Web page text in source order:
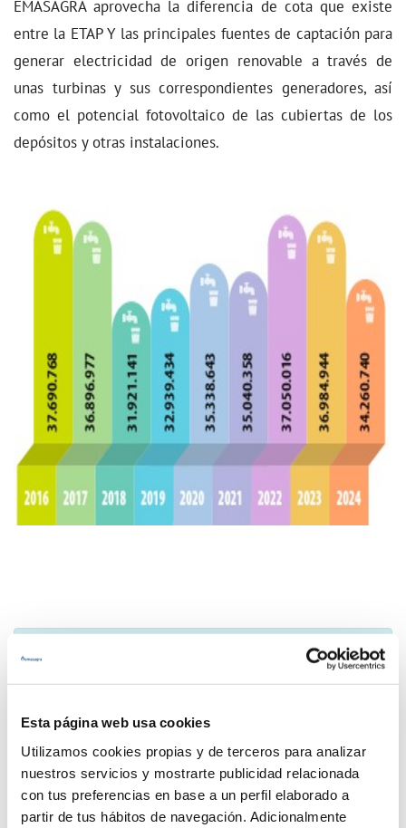
Esta página web usa cookies
Utilizamos cookies propias y de terceros para analizar
nuestros servicios y mostrarte publicidad relacionada
con tus preferencias en base a un perfil elaborado a
partir de tus hábitos de navegación. Adicionalmente
EMASAGRA aprovecha la diferencia de cota que existe
entre la ETAP Y las principales fuentes de captación para
generar electricidad de origen renovable a través de
unas turbinas y sus correspondientes generadores, así
como el potencial fotovoltaico de las cubiertas de los
depósitos y otras instalaciones.
Puedes consultar los procesos de
potabilización del agua en tu municipio en laweb
del SINAC(Sistema de Información Nacional de
Aguas de Consumo).